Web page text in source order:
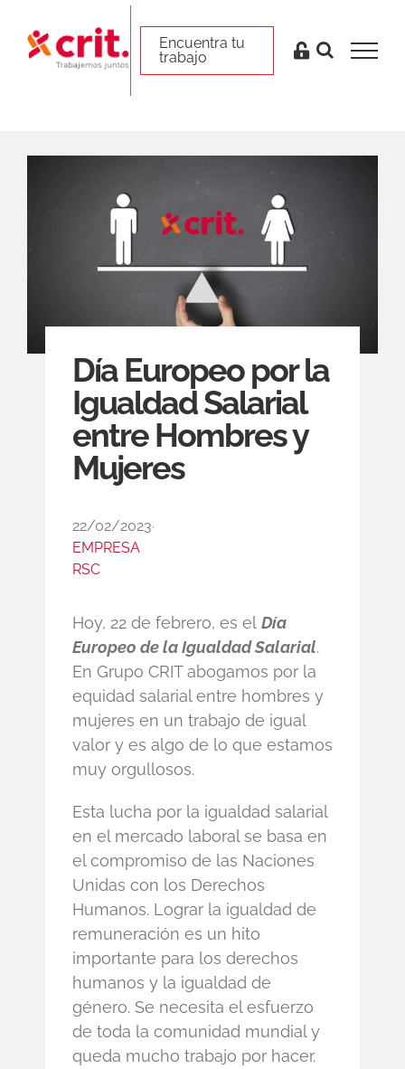
content
Encuentra tu
trabajo
Día Europeo por la
Igualdad Salarial
entre Hombres y
Mujeres
22/02/2023
EMPRESA
,
RSC
Hoy, 22 de febrero, es el Día
Europeo de la Igualdad Salarial.
En Grupo CRIT abogamos por la
equidad salarial entre hombres y
mujeres en un trabajo de igual
valor y es algo de lo que estamos
muy orgullosos.
Esta lucha por la igualdad salarial
en el mercado laboral se basa en
el compromiso de las Naciones
Unidas con los Derechos
Humanos. Lograr la igualdad de
remuneración es un hito
importante para los derechos
humanos y la igualdad de
género. Se necesita el esfuerzo
de toda la comunidad mundial y
queda mucho trabajo por hacer.
Encuentra tu trabajo